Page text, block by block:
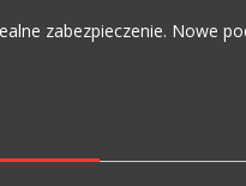
zabezpieczenie. Nowe